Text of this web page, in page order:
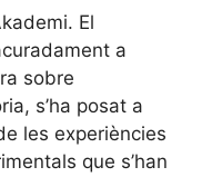
El
a
sobre
s’ha posat a
les experiències
que s’han